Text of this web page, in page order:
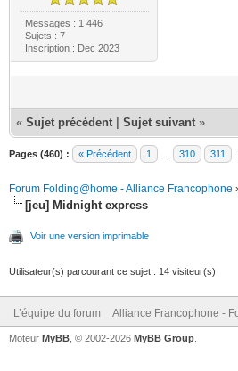
Messages : 1 446
Sujets : 7
Inscription : Dec 2023
« Sujet précédent Sujet suivant »
Pages (460) : « Précédent 1 310 311
Forum Folding@home - Alliance Francophone ›
[jeu] Midnight express
Voir une version imprimable
Utilisateur(s) parcourant ce sujet : 14 visiteur(s)
L’équipe du forum Alliance Francophone -
Moteur MyBB , © 2002-2026 MyBB Group